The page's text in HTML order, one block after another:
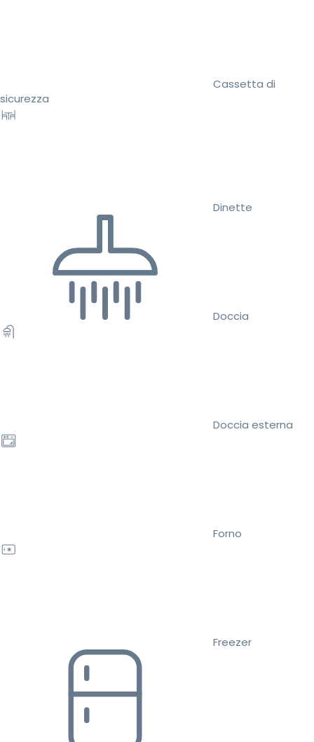
Cassetta di
sicurezza
Dinette
Doccia
Doccia esterna
Forno
Freezer